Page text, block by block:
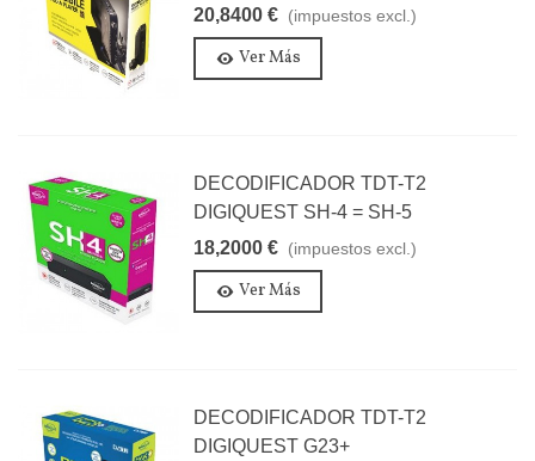
20,8400 € (impuestos excl.)
Ver Más
DECODIFICADOR TDT-T2
DIGIQUEST SH-4 = SH-5
18,2000 € (impuestos excl.)
Ver Más
DECODIFICADOR TDT-T2
DIGIQUEST G23+